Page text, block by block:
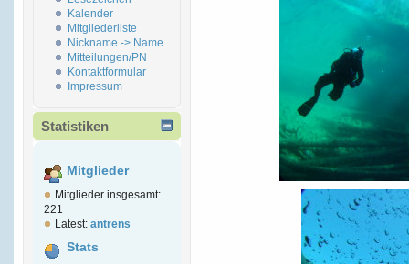
Kalender
Mitgliederliste
Nickname -> Name
Mitteilungen/PN
Kontaktformular
Impressum
Statistiken
Mitglieder
Mitglieder insgesamt:
221
Latest: antrens
Stats